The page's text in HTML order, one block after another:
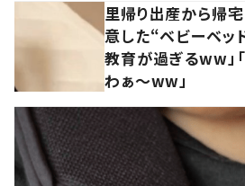
里帰り出産から帰
意した“ベビーベッ
教育が過ぎるww」
わぁ～ww」